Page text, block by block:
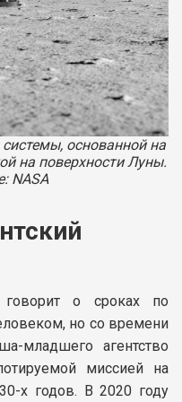
основанной на
на поверхности Луны.
NASA
о сроках по
но со времени
младшего агентство
миссией на
х годов. В 2020 году